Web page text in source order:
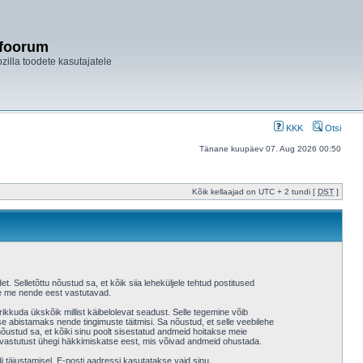
toodete kasutajatele
KKK Otsi
Tänane kuupäev 07. Aug 2026 00:50
Kõik kellaajad on UTC + 2 tundi [ DST ]
Selletõttu nõustud sa, et kõik siia leheküljele tehtud postitused
nende eest vastutavad.
ükskõik millist käibelolevat seadust. Selle tegemine võib
nende tingimuste täitmisi. Sa nõustud, et selle veebilehe
sa, et kõiki sinu poolt sisestatud andmeid hoitakse meie
ühegi häkkimiskatse eest, mis võivad andmeid ohustada.
täiustamisel. E-posti aadressi kasutatakse vaid sinu